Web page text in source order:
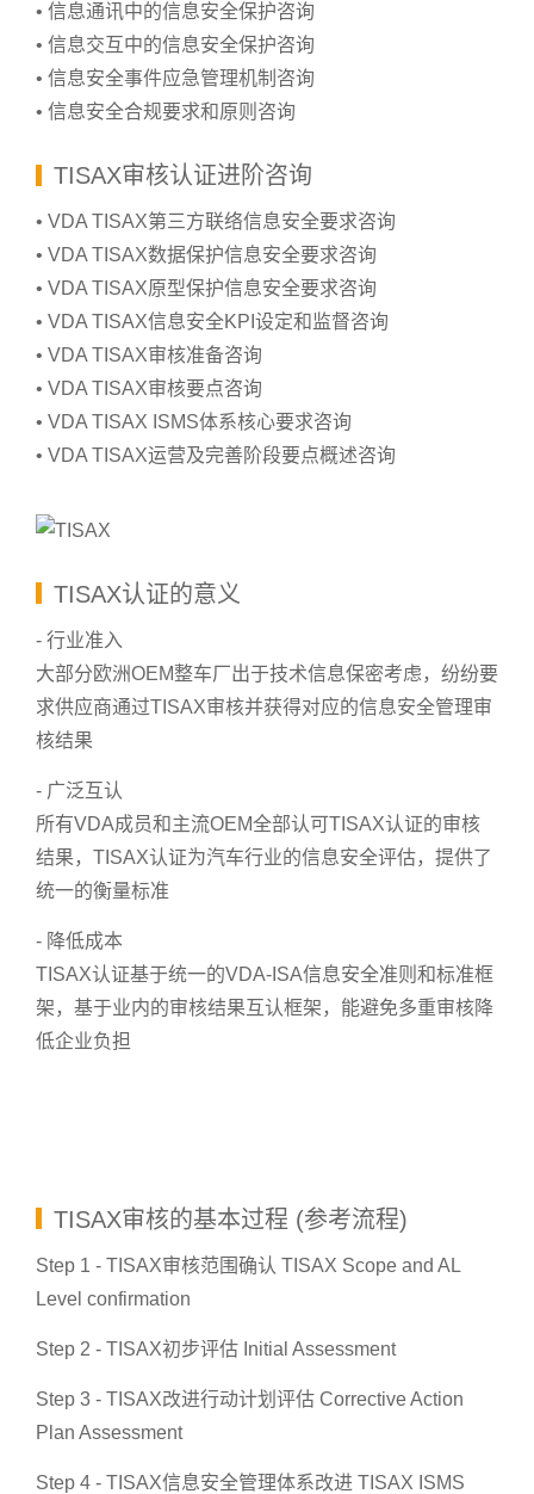
• 信息通讯中的信息安全保护咨询
• 信息交互中的信息安全保护咨询
• 信息安全事件应急管理机制咨询
• 信息安全合规要求和原则咨询
TISAX审核认证进阶咨询
• VDA TISAX第三方联络信息安全要求咨询
• VDA TISAX数据保护信息安全要求咨询
• VDA TISAX原型保护信息安全要求咨询
• VDA TISAX信息安全KPI设定和监督咨询
• VDA TISAX审核准备咨询
• VDA TISAX审核要点咨询
• VDA TISAX ISMS体系核心要求咨询
• VDA TISAX运营及完善阶段要点概述咨询
TISAX认证的意义
- 行业准入
大部分欧洲OEM整车厂出于技术信息保密考虑，纷纷要
求供应商通过TISAX审核并获得对应的信息安全管理审
核结果
- 广泛互认
所有VDA成员和主流OEM全部认可TISAX认证的审核
结果，TISAX认证为汽车行业的信息安全评估，提供了
统一的衡量标准
- 降低成本
TISAX认证基于统一的VDA-ISA信息安全准则和标准框
架，基于业内的审核结果互认框架，能避免多重审核降
低企业负担
TISAX审核的基本过程 (参考流程)
Step 1 - TISAX审核范围确认 TISAX Scope and AL
Level confirmation
Step 2 - TISAX初步评估 Initial Assessment
Step 3 - TISAX改进行动计划评估 Corrective Action
Plan Assessment
Step 4 - TISAX信息安全管理体系改进 TISAX ISMS